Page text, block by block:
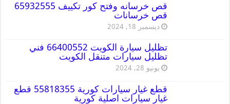
قص خرسانه وفتح كور تكييف 65932555
قص خرسانات
ديسمبر 18, 2024
تظليل سيارة الكويت 66400552 فني
تظليل سيارات متنقل الكويت
يونيو 28, 2024
قطع غيار سيارات كورية 55818355 قطع
غيار سيارات اصلية كورية